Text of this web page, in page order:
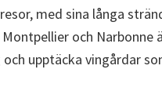
med sina långa
och Narbonne
upptäcka vingårdar